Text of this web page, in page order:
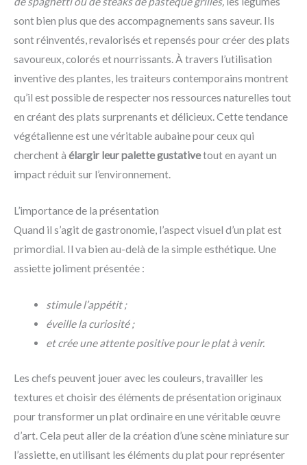
sont bien plus que des accompagnements sans saveur. Ils
sont réinventés, revalorisés et repensés pour créer des plats
savoureux, colorés et nourrissants. À travers l’utilisation
inventive des plantes, les traiteurs contemporains montrent
qu’il est possible de respecter nos ressources naturelles tout
en créant des plats surprenants et délicieux. Cette tendance
végétalienne est une véritable aubaine pour ceux qui
cherchent à élargir leur palette gustativetout en ayant un
impact réduit sur l’environnement.
L’importance de la présentation
Quand il s’agit de gastronomie, l’aspect visuel d’un plat est
primordial. Il va bien au-delà de la simple esthétique. Une
assiette joliment présentée :
stimule l’appétit ;
éveille la curiosité ;
et crée une attente positive pour le plat à venir.
Les chefs peuvent jouer avec les couleurs, travailler les
textures et choisir des éléments de présentation originaux
pour transformer un plat ordinaire en une véritable œuvre
d’art. Cela peut aller de la création d’une scène miniature sur
l’assiette, en utilisant les éléments du plat pour représenter